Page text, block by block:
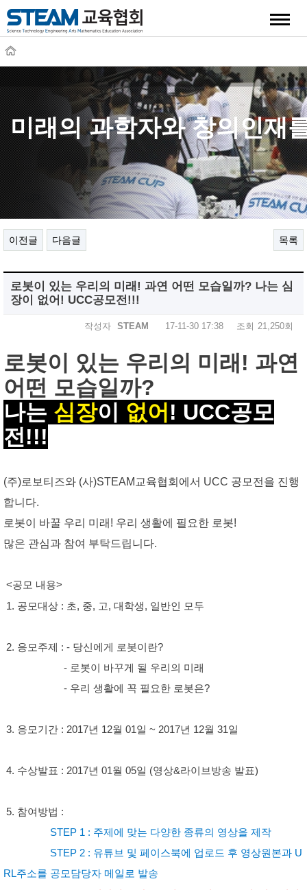
미래의 과학자와 창의인재
이전글 다음글 목록
로봇이 있는 우리의 미래! 과연 어떤 모습일까? 나는 심
장이 없어! UCC공모전!!!
작성자 STEAM 17-11-30 17:38 조회 21,250회
로봇이 있는 우리의 미래! 과연
어떤 모습일까?
나는 심장이 없어! UCC공모
전!!!
(주)로보티즈와 (사)STEAM교육협회에서 UCC 공모전을 진행
합니다.
로봇이 바꿀 우리 미래! 우리 생활에 필요한 로봇!
많은 관심과 참여 부탁드립니다.
<공모 내용>
1. 공모대상 : 초, 중, 고, 대학생, 일반인 모두
2. 응모주제 : - 당신에게 로봇이란?
- 로봇이 바꾸게 될 우리의 미래
- 우리 생활에 꼭 필요한 로봇은?
3. 응모기간 : 2017년 12월 01일 ~ 2017년 12월 31일
4. 수상발표 : 2017년 01월 05일 (영상&라이브방송 발표)
5. 참여방법 :
STEP 1 : 주제에 맞는 다양한 종류의 영상을 제작
STEP 2 : 유튜브 및 페이스북에 업로드 후 영상원본과 U
RL주소를 공모담당자 메일로 발송